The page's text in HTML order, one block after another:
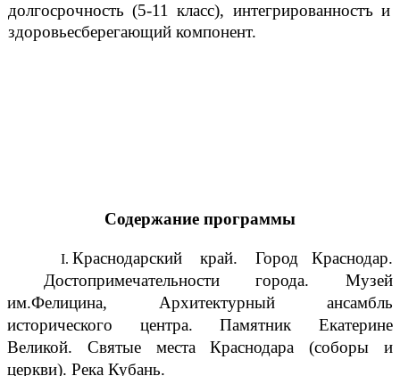
долгосрочность (5-11 класс), интегрированностъ и
здоровьесберегающий компонент.
Содержание программы
Краснодарский край. Город Краснодар.
Достопримечательности города. Музей
им.Фелицина, Архитектурный ансамбль
исторического центра. Памятник Екатерине
Великой. Святые места Краснодара (соборы и
церкви). Река Кубань.